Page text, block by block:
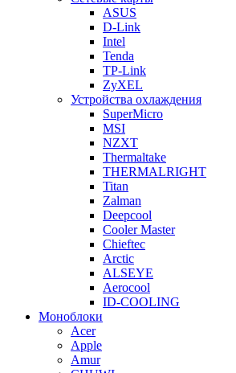
ASUS
D-Link
Intel
Tenda
TP-Link
ZyXEL
Устройства охлаждения
SuperMicro
MSI
NZXT
Thermaltake
THERMALRIGHT
Titan
Zalman
Deepcool
Cooler Master
Chieftec
Arctic
ALSEYE
Aerocool
ID-COOLING
Моноблоки
Acer
Apple
Amur